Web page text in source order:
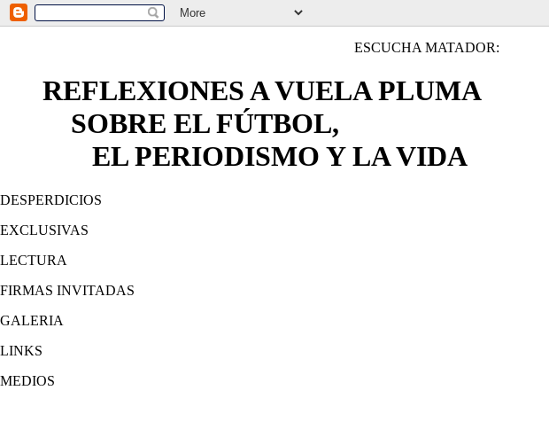
ESCUCHA MATADOR:
REFLEXIONES A VUELA PLUMA
SOBRE EL FÚTBOL,
EL PERIODISMO Y LA VIDA
DESPERDICIOS
EXCLUSIVAS
LECTURA
FIRMAS INVITADAS
GALERIA
LINKS
MEDIOS